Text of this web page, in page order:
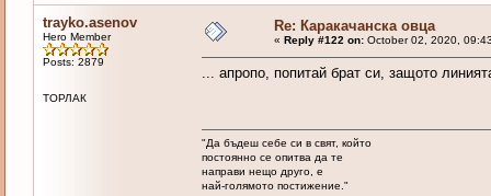
trayko.asenov
Hero Member
Posts: 2879
ТОРЛАК
Re: Каракачанска овца
« Reply #122 on:October 02, 2020,
... апропо, попитай брат си, защото
"Да бъдеш себе си в свят, който
постоянно се опитва да те
направи нещо друго, е
най-голямото постижение."